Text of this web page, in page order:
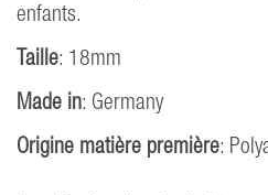
enfants.
Taille: 18mm
Made in: Germany
Origine matière première: